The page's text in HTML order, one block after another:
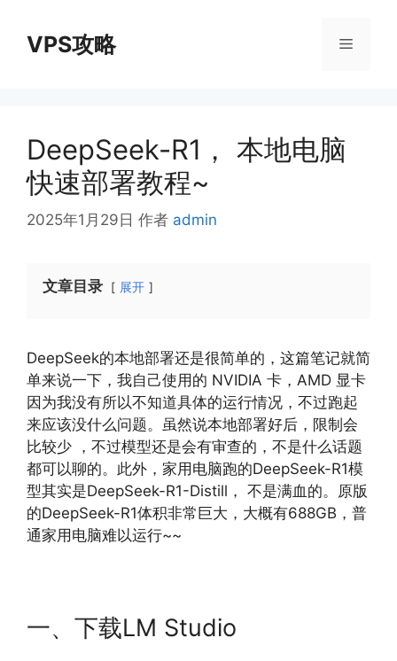
VPS攻略 菜
DeepSeek-R1， 本地电脑
快速部署教程~
2025年1月29日 作者 admin
文章目录 展开
DeepSeek的本地部署还是很简单的，这篇笔记就简
单来说一下，我自己使用的 NVIDIA 卡，AMD 显卡
因为我没有所以不知道具体的运行情况，不过跑起
来应该没什么问题。虽然说本地部署好后，限制会
比较少 ，不过模型还是会有审查的，不是什么话题
都可以聊的。此外，家用电脑跑的DeepSeek-R1模
型其实是DeepSeek-R1-Distill， 不是满血的。原版
的DeepSeek-R1体积非常巨大，大概有688GB，普
通家用电脑难以运行~~
一、下载LM Studio